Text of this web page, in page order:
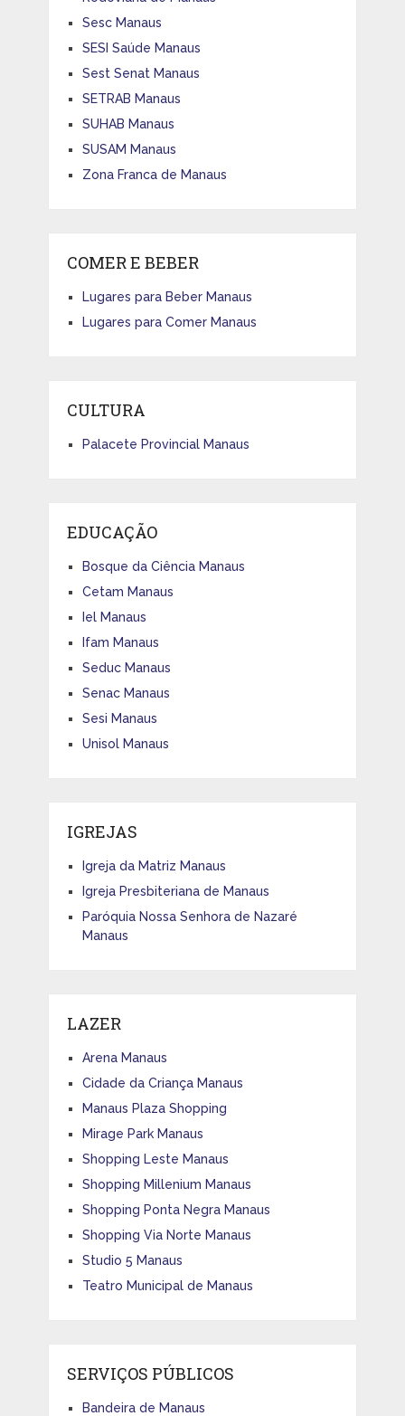
Sesc Manaus
SESI Saúde Manaus
Sest Senat Manaus
SETRAB Manaus
SUHAB Manaus
SUSAM Manaus
Zona Franca de Manaus
COMER E BEBER
Lugares para Beber Manaus
Lugares para Comer Manaus
CULTURA
Palacete Provincial Manaus
EDUCAÇÃO
Bosque da Ciência Manaus
Cetam Manaus
Iel Manaus
Ifam Manaus
Seduc Manaus
Senac Manaus
Sesi Manaus
Unisol Manaus
IGREJAS
Igreja da Matriz Manaus
Igreja Presbiteriana de Manaus
Paróquia Nossa Senhora de Nazaré
Manaus
LAZER
Arena Manaus
Cidade da Criança Manaus
Manaus Plaza Shopping
Mirage Park Manaus
Shopping Leste Manaus
Shopping Millenium Manaus
Shopping Ponta Negra Manaus
Shopping Via Norte Manaus
Studio 5 Manaus
Teatro Municipal de Manaus
SERVIÇOS PÚBLICOS
Bandeira de Manaus